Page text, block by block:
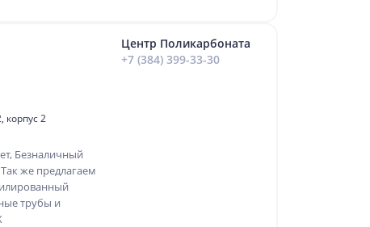
корпус 2
Безналичный
же предлагаем
трубы и
Центр Поликарбоната
+7 (384) 399-33-30